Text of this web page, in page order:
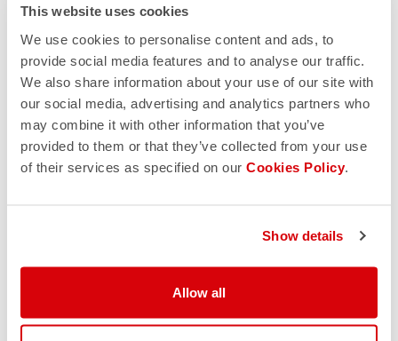
This website uses cookies
We use cookies to personalise content and ads, to
provide social media features and to analyse our traffic.
We also share information about your use of our site with
our social media, advertising and analytics partners who
may combine it with other information that you’ve
provided to them or that they’ve collected from your use
of their services as specified on our Cookies Policy.
Show details
Allow all